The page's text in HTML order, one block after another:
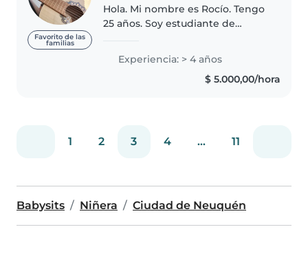
Favorito de las
familias
Hola. Mi nombre es Rocío. Tengo
25 años. Soy estudiante de
y busco un empleo que me
permita continuar mis estudios.
Tengo experiencia en el
Experiencia: > 4 años
$ 5.000,00/hora
1 2 3 4 ... 11
Babysits Niñera Ciudad de Neuquén